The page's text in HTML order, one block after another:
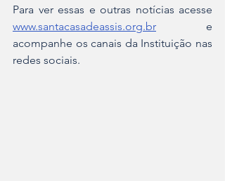
www.santacasadeassis.org.br e
acompanhe os canais da Instituição nas
redes sociais.